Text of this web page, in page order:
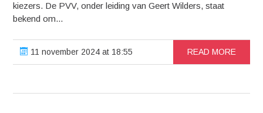
kiezers. De PVV, onder leiding van Geert Wilders, staat
bekend om...
11 november 2024 at 18:55 READ MORE